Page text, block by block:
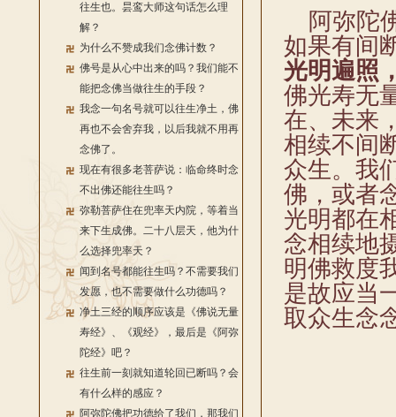
往生也。昙鸾大师这句话怎么理
解？
为什么不赞成我们念佛计数？
佛号是从心中出来的吗？我们能不
能把念佛当做往生的手段？
我念一句名号就可以往生净土，佛
再也不会舍弃我，以后我就不用再
念佛了。
现在有很多老菩萨说：临命终时念
不出佛还能往生吗？
弥勒菩萨住在兜率天内院，等着当
来下生成佛。二十八层天，他为什
么选择兜率天？
闻到名号都能往生吗？不需要我们
发愿，也不需要做什么功德吗？
净土三经的顺序应该是《佛说无量
寿经》、《观经》，最后是《阿弥
陀经》吧？
往生前一刻就知道轮回已断吗？会
有什么样的感应？
阿弥陀佛把功德给了我们，那我们
阿弥陀
如果有间
光明遍照
佛光寿无
在、未来
相续不间
众生。我
佛，或者
光明都在
念相续地
明佛救度
是故应当
取众生念